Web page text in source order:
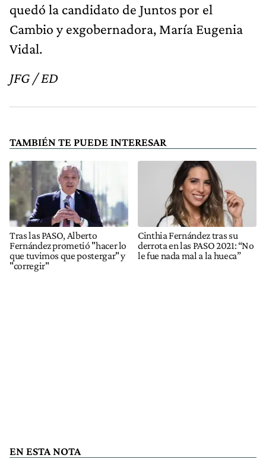
quedó la candidato de Juntos por el
Cambio y exgobernadora, María Eugenia
Vidal.
JFG / ED
TAMBIÉN TE PUEDE INTERESAR
Tras las PASO, Alberto
Fernández prometió "hacer lo
que tuvimos que postergar" y
"corregir"
Cinthia Fernández tras su
derrota en las PASO 2021: “No
le fue nada mal a la hueca”
EN ESTA NOTA